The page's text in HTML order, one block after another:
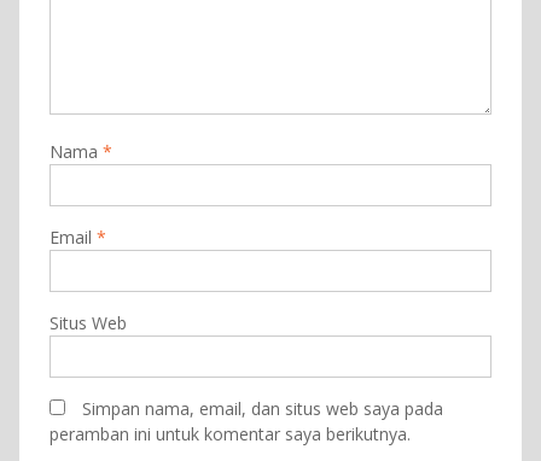
Nama *
Email *
Situs Web
Simpan nama, email, dan situs web saya pada
peramban ini untuk komentar saya berikutnya.